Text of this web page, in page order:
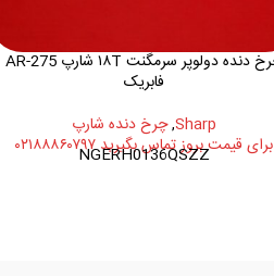
چرخ دنده دولوپر سرمگنت ۱۸T شارپ AR-275
فابریک
Sharp
,چرخ دنده شارپ
برای قیمت بروز تماس بگیرید ۰۲۱۸۸۸۶۰۷۹۷
NGERH0136QSZZ